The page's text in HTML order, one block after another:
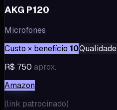
AKG P120
Microfones
Custo × benefício 10Qualidade
R$ 750 aprox.
Amazon
(link patrocinado)